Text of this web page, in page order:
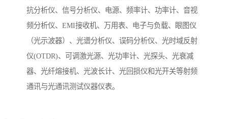
抗分析仪、信号分析仪、电源、频率计、功率计、音视
频分析仪、EMI接收机、万用表、电子与负载、眼图仪
（光示波器）、光谱分析仪、误码分析仪、光时域反射
仪(OTDR)、可调激光源、光功率计、光探头、光衰减
器、光纤熔接机、光波长计、光回损仪和光开关等射频
通讯与光通讯测试仪器仪表。